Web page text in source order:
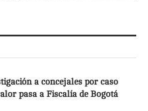
a concejales por caso
pasa a Fiscalía de Bogotá